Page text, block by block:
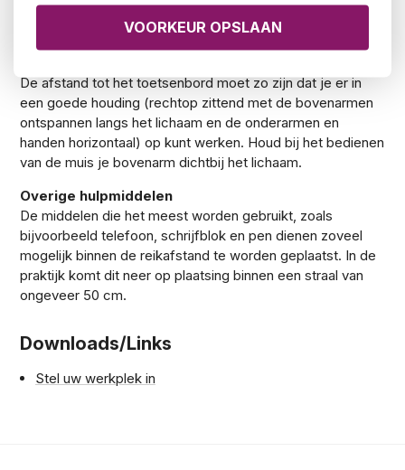
document en beeldscherm zich op ongeveer gelijke
kijkafstand te bevinden.
De afstand tot het toetsenbord moet zo zijn dat je er in
een goede houding (rechtop zittend met de bovenarmen
ontspannen langs het lichaam en de onderarmen en
handen horizontaal) op kunt werken. Houd bij het bedienen
van de muis je bovenarm dichtbij het lichaam.
Overige hulpmiddelen
De middelen die het meest worden gebruikt, zoals
bijvoorbeeld telefoon, schrijfblok en pen dienen zoveel
mogelijk binnen de reikafstand te worden geplaatst. In de
praktijk komt dit neer op plaatsing binnen een straal van
ongeveer 50 cm.
Downloads/Links
Stel uw werkplek in